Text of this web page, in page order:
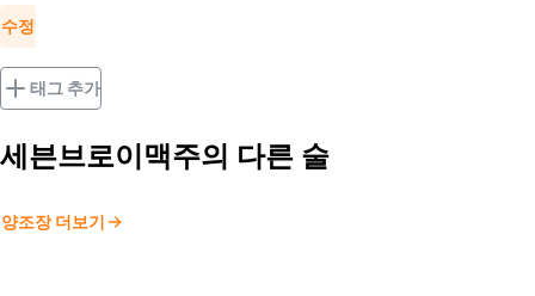
수정
태그 추가
세븐브로이맥주의 다른 술
양조장 더보기